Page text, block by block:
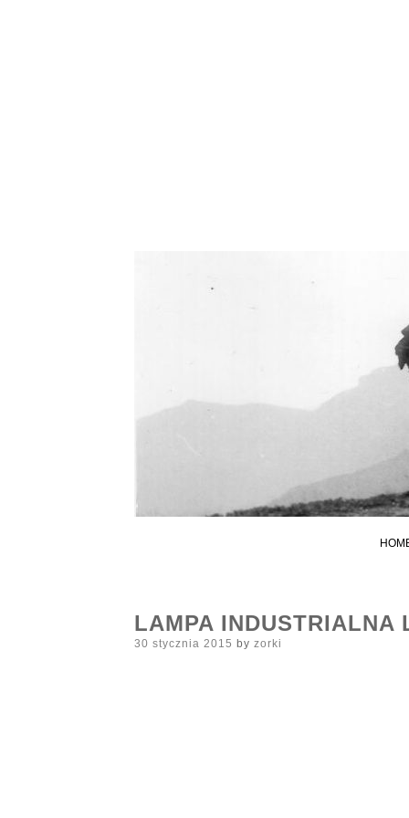
Zorki
LAMPA INDUSTRIALNA
Posted
30 stycznia 2015 by zorki